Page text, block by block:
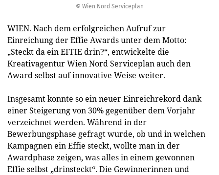
© Wien Nord Serviceplan
WIEN. Nach dem erfolgreichen Aufruf zur
Einreichung der Effie Awards unter dem Motto:
„Steckt da ein EFFIE drin?“, entwickelte die
Kreativagentur Wien Nord Serviceplan auch den
Award selbst auf innovative Weise weiter.
Insgesamt konnte so ein neuer Einreichrekord dank
einer Steigerung von 30% gegenüber dem Vorjahr
verzeichnet werden. Während in der
Bewerbungsphase gefragt wurde, ob und in welchen
Kampagnen ein Effie steckt, wollte man in der
Awardphase zeigen, was alles in einem gewonnen
Effie selbst „drinsteckt“. Die Gewinnerinnen und